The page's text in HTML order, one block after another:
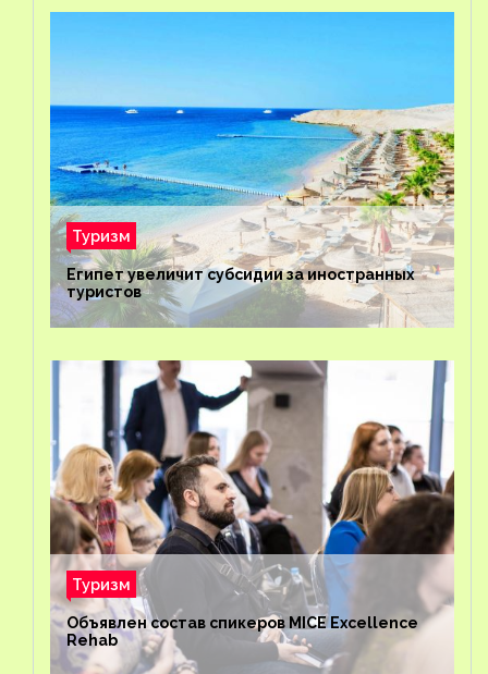
Туризм
Египет увеличит субсидии за иностранных
туристов
Туризм
Объявлен состав спикеров MICE Excellence
Rehab